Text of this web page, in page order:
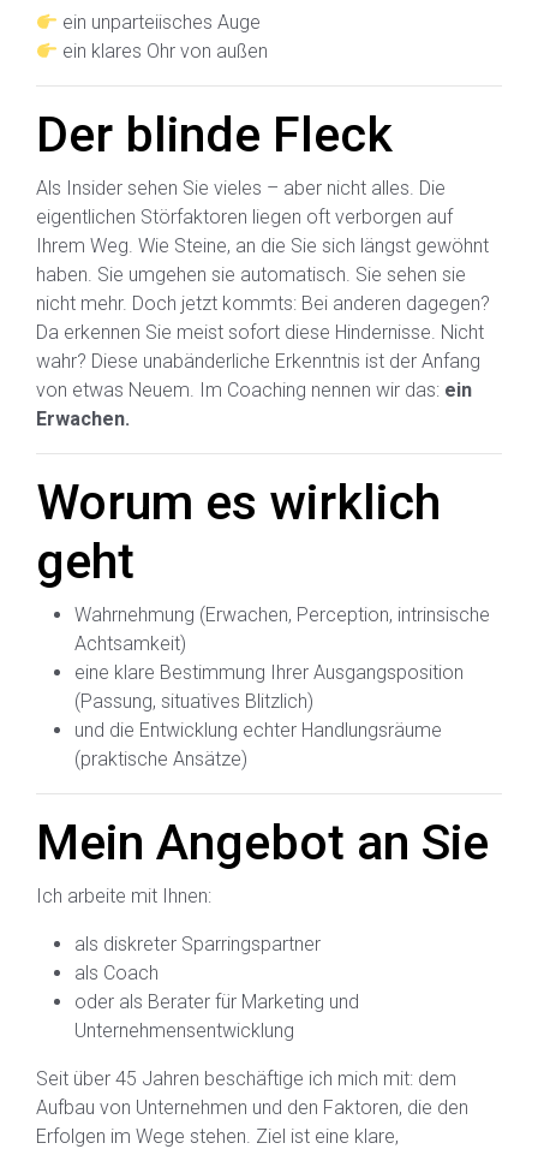
ein unparteiisches Auge
ein klares Ohr von außen
Der blinde Fleck
Als Insider sehen Sie vieles – aber nicht alles. Die
eigentlichen Störfaktoren liegen oft verborgen auf
Ihrem Weg. Wie Steine, an die Sie sich längst gewöhnt
haben. Sie umgehen sie automatisch. Sie sehen sie
nicht mehr. Doch jetzt kommts: Bei anderen dagegen?
Da erkennen Sie meist sofort diese Hindernisse. Nicht
wahr? Diese unabänderliche Erkenntnis ist der Anfang
von etwas Neuem. Im Coaching nennen wir das: ein
Erwachen.
Worum es wirklich
geht
Wahrnehmung (Erwachen, Perception, intrinsische
Achtsamkeit)
eine klare Bestimmung Ihrer Ausgangsposition
(Passung, situatives Blitzlich)
und die Entwicklung echter Handlungsräume
(praktische Ansätze)
Mein Angebot an Sie
Ich arbeite mit Ihnen:
als diskreter Sparringspartner
als Coach
oder als Berater für Marketing und
Unternehmensentwicklung
Seit über 45 Jahren beschäftige ich mich mit: dem
Aufbau von Unternehmen und den Faktoren, die den
Erfolgen im Wege stehen. Ziel ist eine klare,